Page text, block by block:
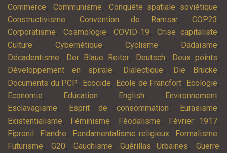
Commerce, Communisme, Conquête spatiale soviétique,
Constructivisme, Convention de Ramsar, COP23 ,
Corporatisme, Cosmologie, COVID-19, Crise capitaliste,
Culture, Cybernétique, Cyclisme, Dadaïsme,
Décadentisme, Der Blaue Reiter, Deutsch, Deux points,
Développement en spirale, Dialectique, Die Brücke,
Documents du PCP, Ecocide, Ecole de Francfort, Ecologie,
Economie, Education, English, Environnement,
Esclavagisme, Esprit de consommation, Eurasisme,
Existentialisme, Féminisme, Féodalisme, Février 1917,
Fipronil , Flandre, Fondamentalisme religieux, Formalisme,
Futurisme, G20, Gauchisme,Guérillas Urbaines,Guerre